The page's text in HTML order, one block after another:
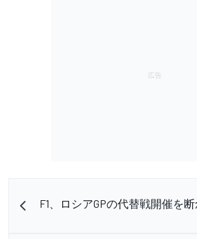
F1、ロシアGPの代替戦開催を